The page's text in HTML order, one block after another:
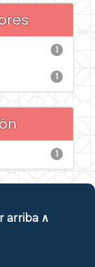
1
1
1
arriba ∧